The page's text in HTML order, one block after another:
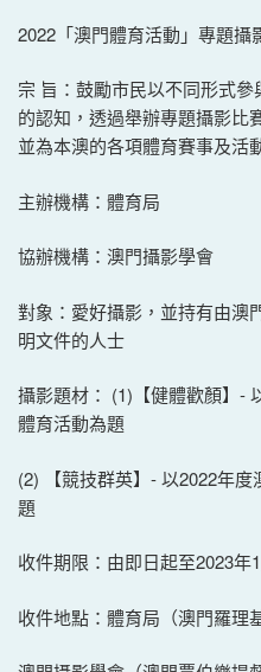
2022「澳門體育活動」專題攝
宗 旨：鼓勵市民以不同形式
的認知，透過舉辦專題攝影比
並為本澳的各項體育賽事及活
主辦機構：體育局
協辦機構：澳門攝影學會
對象：愛好攝影，並持有由澳
明文件的人士
攝影題材： (1)【健體歡顏】-
體育活動為題
(2) 【競技群英】- 以2022年
題
收件期限：由即日起至2023年
收件地點：體育局（澳門羅理